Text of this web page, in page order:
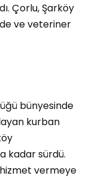
Çorlu, Şarköy
ve veteriner
bünyesinde
kurban
kadar sürdü.
vermeye